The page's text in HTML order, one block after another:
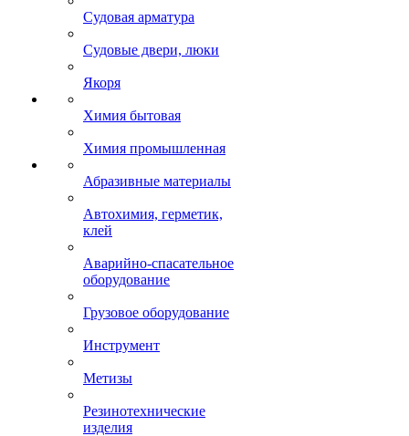
Судовая арматура
Судовые двери, люки
Якоря
Химия бытовая
Химия промышленная
Абразивные материалы
Автохимия, герметик,
клей
Аварийно-спасательное
оборудование
Грузовое оборудование
Инструмент
Метизы
Резинотехнические
изделия